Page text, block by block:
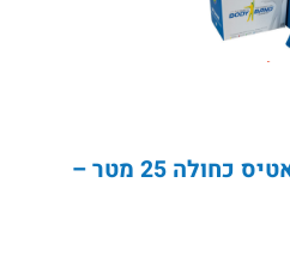
בודי בנד גומיית פילאטיס כחולה 25 מטר –